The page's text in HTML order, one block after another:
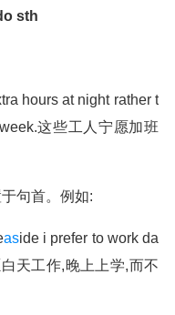
sth
hours at night rather t
这些工人宁愿加班
句首。例如:
aside i prefer to work da
天工作,晚上上学,而不